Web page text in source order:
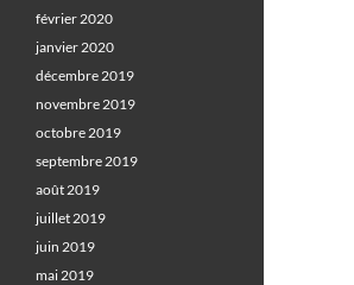
février 2020
janvier 2020
décembre 2019
novembre 2019
octobre 2019
septembre 2019
août 2019
juillet 2019
juin 2019
mai 2019